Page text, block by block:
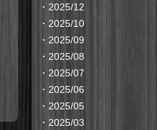
・ 2025/12
・ 2025/10
・ 2025/09
・ 2025/08
・ 2025/07
・ 2025/06
・ 2025/05
・ 2025/03